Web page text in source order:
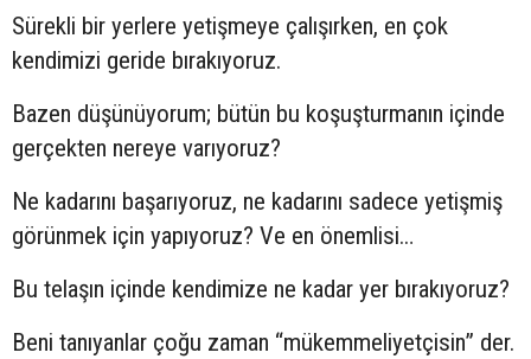
Sürekli bir yerlere yetişmeye çalışırken, en çok
kendimizi geride bırakıyoruz.
Bazen düşünüyorum; bütün bu koşuşturmanın içinde
gerçekten nereye varıyoruz?
Ne kadarını başarıyoruz, ne kadarını sadece yetişmiş
görünmek için yapıyoruz? Ve en önemlisi…
Bu telaşın içinde kendimize ne kadar yer bırakıyoruz?
Beni tanıyanlar çoğu zaman “mükemmeliyetçisin” der.